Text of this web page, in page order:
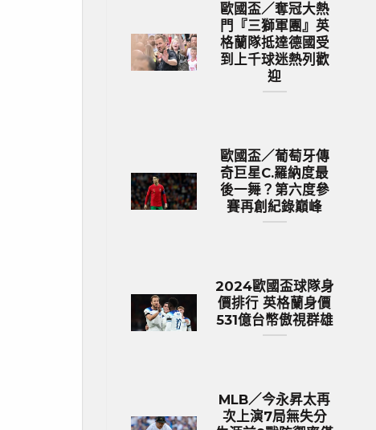
歐國盃／奪冠大熱
門『三獅軍團』英
格蘭隊抵達德國受
到上千球迷熱列歡
迎
歐國盃／葡萄牙傳
奇巨星C.羅納度最
後一舞？第六度參
賽再創紀錄巔峰
2024歐國盃球隊身
價排行 英格蘭身價
531億台幣傲視群雄
MLB／今永昇太再
次上演7局無失分